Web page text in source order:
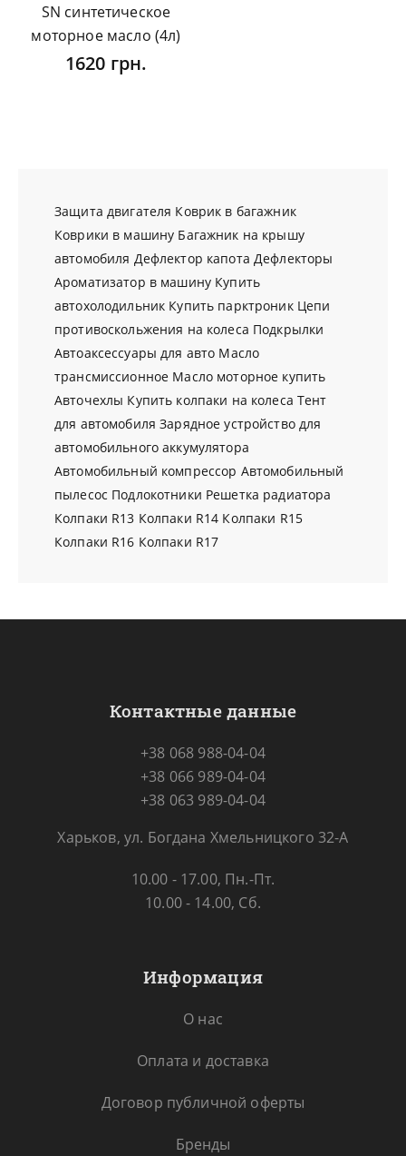
SN синтетическое
моторное масло (4л)
1620 грн.
Защита двигателя Коврик в багажник
Коврики в машину Багажник на крышу
автомобиля Дефлектор капота Дефлекторы
Ароматизатор в машину Купить
автохолодильник Купить парктроник Цепи
противоскольжения на колеса Подкрылки
Автоаксессуары для авто Масло
трансмиссионное Масло моторное купить
Авточехлы Купить колпаки на колеса Тент
для автомобиля Зарядное устройство для
автомобильного аккумулятора
Автомобильный компрессор Автомобильный
пылесос Подлокотники Решетка радиатора
Колпаки R13 Колпаки R14 Колпаки R15
Колпаки R16 Колпаки R17
Контактные данные
+38 068 988-04-04
+38 066 989-04-04
+38 063 989-04-04
Харьков, ул. Богдана Хмельницкого 32-А
10.00 - 17.00, Пн.-Пт.
10.00 - 14.00, Сб.
Информация
О нас
Оплата и доставка
Договор публичной оферты
Бренды